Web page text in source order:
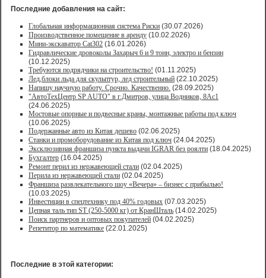
Последние добавления на сайт:
Глобальная информационная система Риски (30.07.2026)
Производственное помещение в аренду (10.02.2026)
Мини-экскаватор Cat302 (16.01.2026)
Гидравлические дровоколы Захарыч 6 и 9 тонн, электро и бензин
(10.12.2025)
Требуются подрядчики на строительство! (01.11.2025)
Лед,блоки льда для скульптур, лед строительный (22.10.2025)
Напишу научную работу. Срочно. Качественно. (28.09.2025)
"АвтоТехЦентр SP AUTO" в г.Дмитров, улица Водников, 8Ас1
(24.06.2025)
Мостовые опорные и подвесные краны, монтажные работы под ключ
(10.06.2025)
Подержанные авто из Китая дешево (02.06.2025)
Станки и промоборудование из Китая под ключ (24.04.2025)
Эксклюзивная франшиза пункта выдачи IGRAR без роялти (18.04.2025)
Бухгалтер (16.04.2025)
Ремонт перил из нержавеющей стали (02.04.2025)
Перила из нержавеющей стали (02.04.2025)
Франшиза развлекательного шоу «Вечера» – бизнес с прибылью!
(10.03.2025)
Инвестиции в спецтехнику под 40% годовых (07.03.2025)
Цепная таль тип ST (250-5000 кг) от КранШталь (14.02.2025)
Поиск партнеров и оптовых покупателей (04.02.2025)
Репетитор по математике (22.01.2025)
Последние в этой категории: